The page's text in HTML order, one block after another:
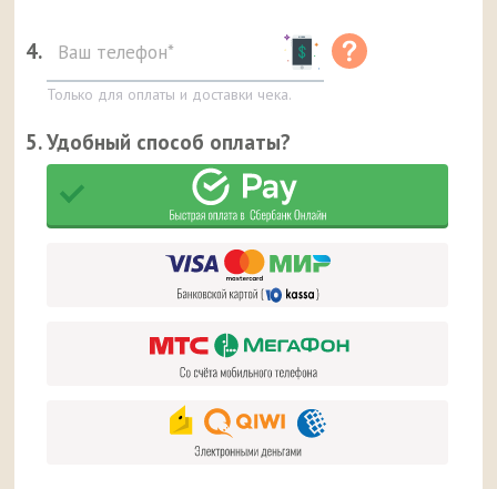
4.
Только для оплаты и доставки чека.
5. Удобный способ оплаты?